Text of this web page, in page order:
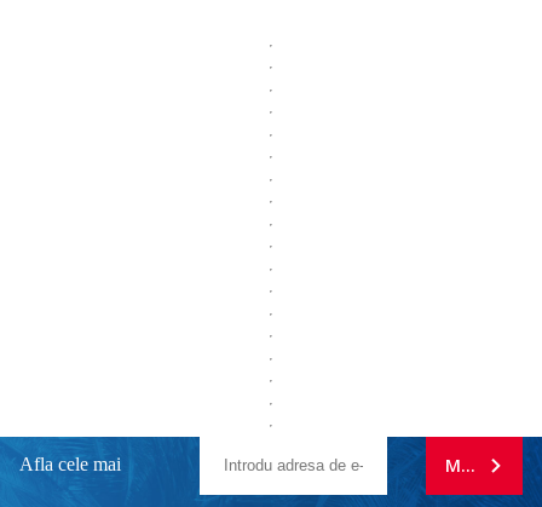
Afla cele mai MA